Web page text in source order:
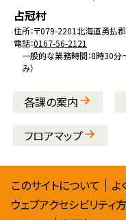
北
海
道
占冠村役
場
住所：〒079-2201北海道勇払
電話：0167-56-2121
一般的な業務時間：8時30
み）
各課の案内
フロアマップ
サ
このサイトについて
よ
ウェブアクセシビリティ